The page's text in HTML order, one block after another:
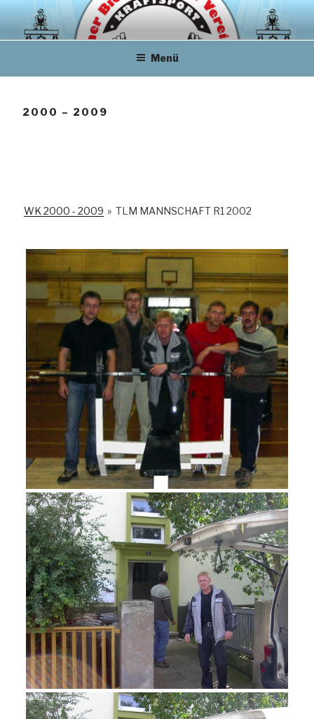
Inhalt
springen
Menü
2000 – 2009
WK 2000 - 2009 » TLM MANNSCHAFT R1 2002